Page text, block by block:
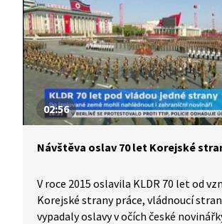
kde se v kastovním systému nachází
dynastie Kimů a zda je mezi kastami
prostupnost.
02:56
Návštěva oslav 70 let Korejské
V roce 2015 oslavila KLDR 70 let od
Korejské strany práce, vládnoucí
vypadaly oslavy v očích české